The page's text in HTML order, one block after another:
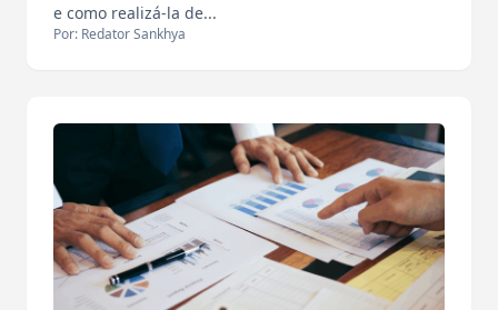
e como realizá-la de...
Por: Redator Sankhya